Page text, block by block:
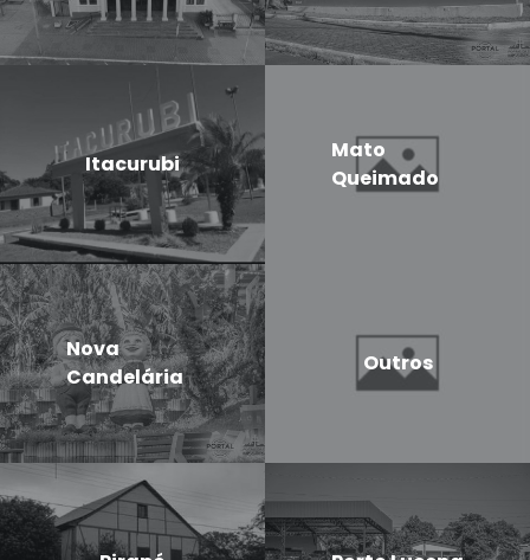
Itacurubi
Mato
Queimado
Nova
Candelária
Outros